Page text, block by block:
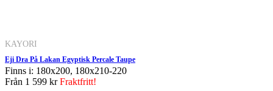
KAYORI
Eji Dra På Lakan Egyptisk Percale Taupe
Finns i: 180x200, 180x210-220
Från 1 599 krFraktfritt!